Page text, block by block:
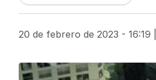
20 de febrero de 2023 - 16:19